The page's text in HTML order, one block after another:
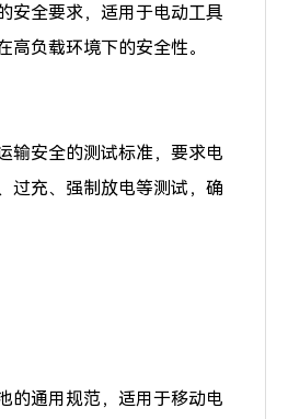
安全要求，适用于电动工具
高负载环境下的安全性。
输安全的测试标准，要求电
过充、强制放电等测试，确
的通用规范，适用于移动电